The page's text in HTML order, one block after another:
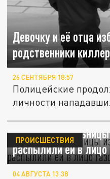
Девочку и её отца
родственники
26 СЕНТЯБРЯ 18:57
Полицейские
личности
В Москве школьницы
распылили ей в
ПРОИСШЕСТВИЯ
04 АВГУСТА 13:38